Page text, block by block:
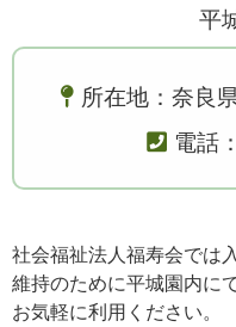
平
所在地：奈良
電話
社会福祉法人福寿会では
維持のために平城園内に
お気軽に利用ください。